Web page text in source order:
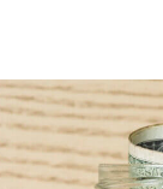
(Danese)
(Olandese)